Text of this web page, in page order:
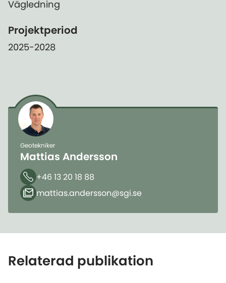
Vägledning
Projektperiod
2025-2028
Geotekniker
Mattias Andersson
Telefon
+46 13 20 18 88
E-post
mattias.andersson​@sgi.se
Relaterad publikation